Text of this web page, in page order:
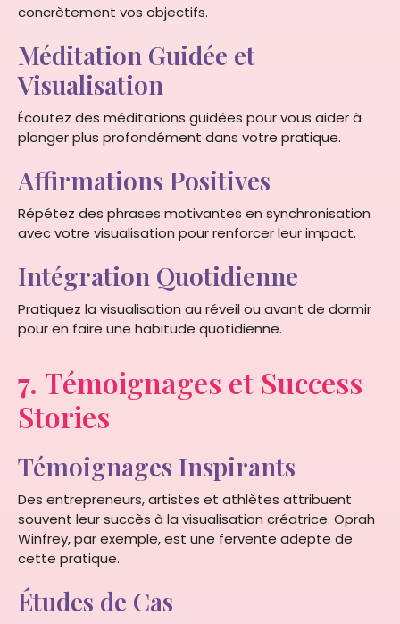
concrètement vos objectifs.
Méditation Guidée et
Visualisation
Écoutez des méditations guidées pour vous aider à
plonger plus profondément dans votre pratique.
Affirmations Positives
Répétez des phrases motivantes en synchronisation
avec votre visualisation pour renforcer leur impact.
Intégration Quotidienne
Pratiquez la visualisation au réveil ou avant de dormir
pour en faire une habitude quotidienne.
7. Témoignages et Success
Stories
Témoignages Inspirants
Des entrepreneurs, artistes et athlètes attribuent
souvent leur succès à la visualisation créatrice. Oprah
Winfrey, par exemple, est une fervente adepte de
cette pratique.
Études de Cas